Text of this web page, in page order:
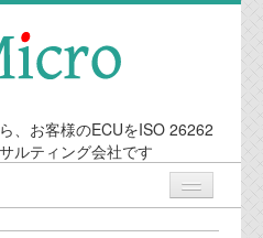
、お客様のECUをISO 26262
ルティング会社です